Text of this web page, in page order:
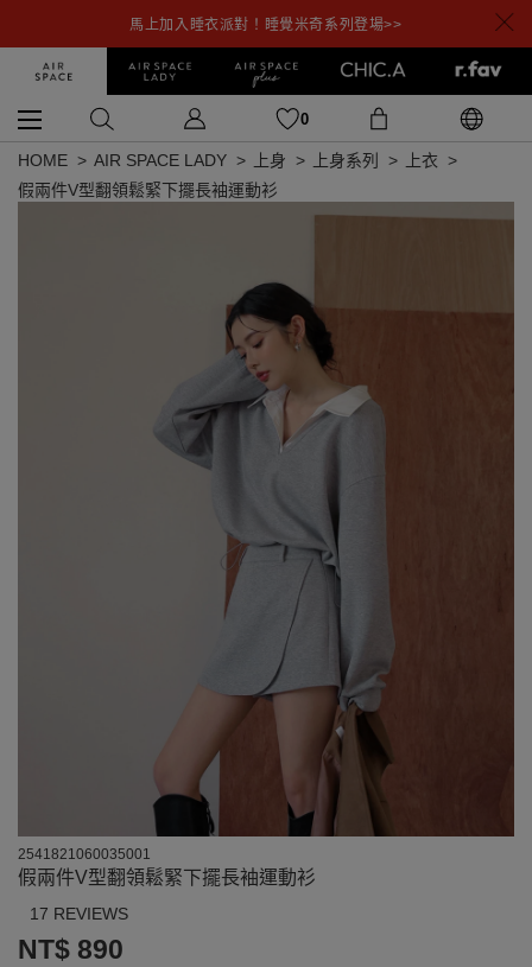
馬上加入睡衣派對！睡覺米奇系列登場>>
0
HOME AIR SPACE LADY 上身 上身系列
上衣
假兩件V型翻領鬆緊下擺長袖運動衫
2541821060035001
假兩件V型翻領鬆緊下擺長袖運動衫
17 REVIEWS
NT$ 890